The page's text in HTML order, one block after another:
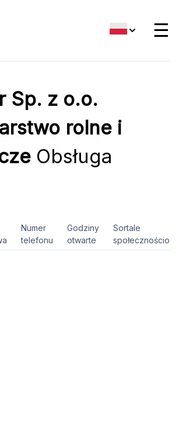
☰
Sp. z o.o.
rolne i
Obsługa
Numer
telefonu
Godziny
otwarte
Sortale